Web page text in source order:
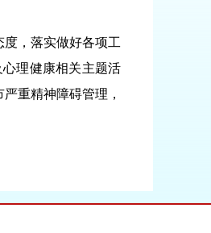
，落实做好各项工
理健康相关主题活
重精神障碍管理，